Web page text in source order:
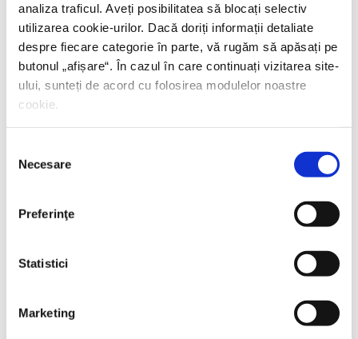
analiza traficul. Aveți posibilitatea să blocați selectiv
utilizarea cookie-urilor. Dacă doriți informații detaliate
despre fiecare categorie în parte, vă rugăm să apăsați pe
butonul „afișare“. În cazul în care continuați vizitarea site-
ului, sunteți de acord cu folosirea modulelor noastre
cookie.
consimțământului
Necesare
Preferinţe
Statistici
Marketing
Keith Hitchins, Romanii 1774–1866